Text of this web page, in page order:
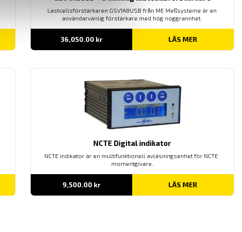
Lastcellsförstärkaren GSV1A8USB från ME Meßsysteme är en
användarvänlig förstärkare med hög noggrannhet.
36,050.00 kr LÄS MER
NCTE Digital indikator
NCTE indikator är en multifunktionell avläsningsenhet för NCTE
momentgivare.
9,500.00 kr LÄS MER